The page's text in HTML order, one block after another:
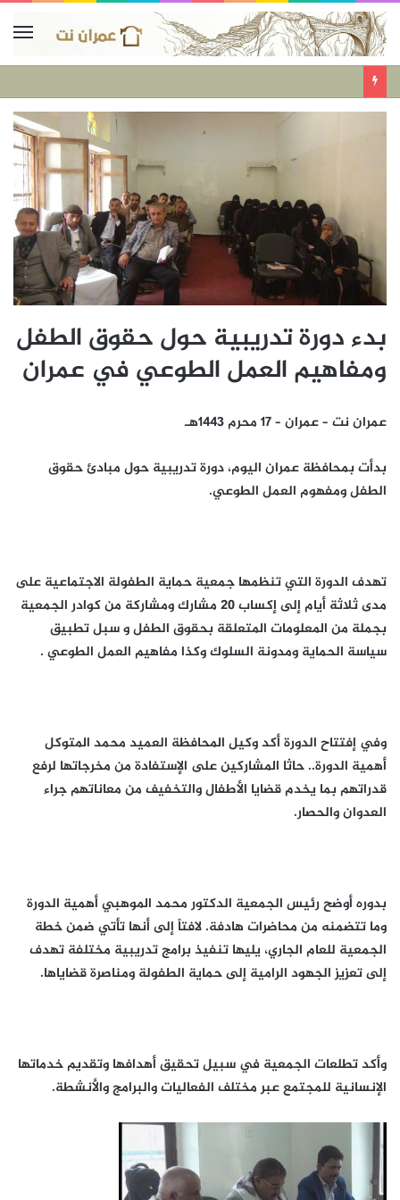
بدء دورة تدريبية حول حقوق الطفل
ومفاهيم العمل الطوعي في عمران
عمران نت – عمران – 17 محرم ١٤٤٣هـ
بدأت بمحافظة عمران اليوم، دورة تدريبية حول مبادئ حقوق
الطفل ومفهوم العمل الطوعي.
تهدف الدورة التي تنظمها جمعية حماية الطفولة الاجتماعية على
مدى ثلاثة أيام إلى إكساب 20 مشارك ومشاركة من كوادر الجمعية
بجملة من المعلومات المتعلقة بحقوق الطفل و سبل تطبيق
سياسة الحماية ومدونة السلوك وكذا مفاهيم العمل الطوعي .
وفي إفتتاح الدورة أكد وكيل المحافظة العميد محمد المتوكل
أهمية الدورة.. حاثا المشاركين على الإستفادة من مخرجاتها لرفع
قدراتهم بما يخدم قضايا الأطفال والتخفيف من معاناتهم جراء
العدوان والحصار.
بدوره أوضح رئيس الجمعية الدكتور محمد الموهبي أهمية الدورة
وما تتضمنه من محاضرات هادفة. لافتاً إلى أنها تأتي ضمن خطة
الجمعية للعام الجاري، يليها تنفيذ برامج تدريبية مختلفة تهدف
إلى تعزيز الجهود الرامية إلى حماية الطفولة ومناصرة قضاياها.
وأكد تطلعات الجمعية في سبيل تحقيق أهدافها وتقديم خدماتها
الإنسانية للمجتمع عبر مختلف الفعاليات والبرامج والأنشطة.